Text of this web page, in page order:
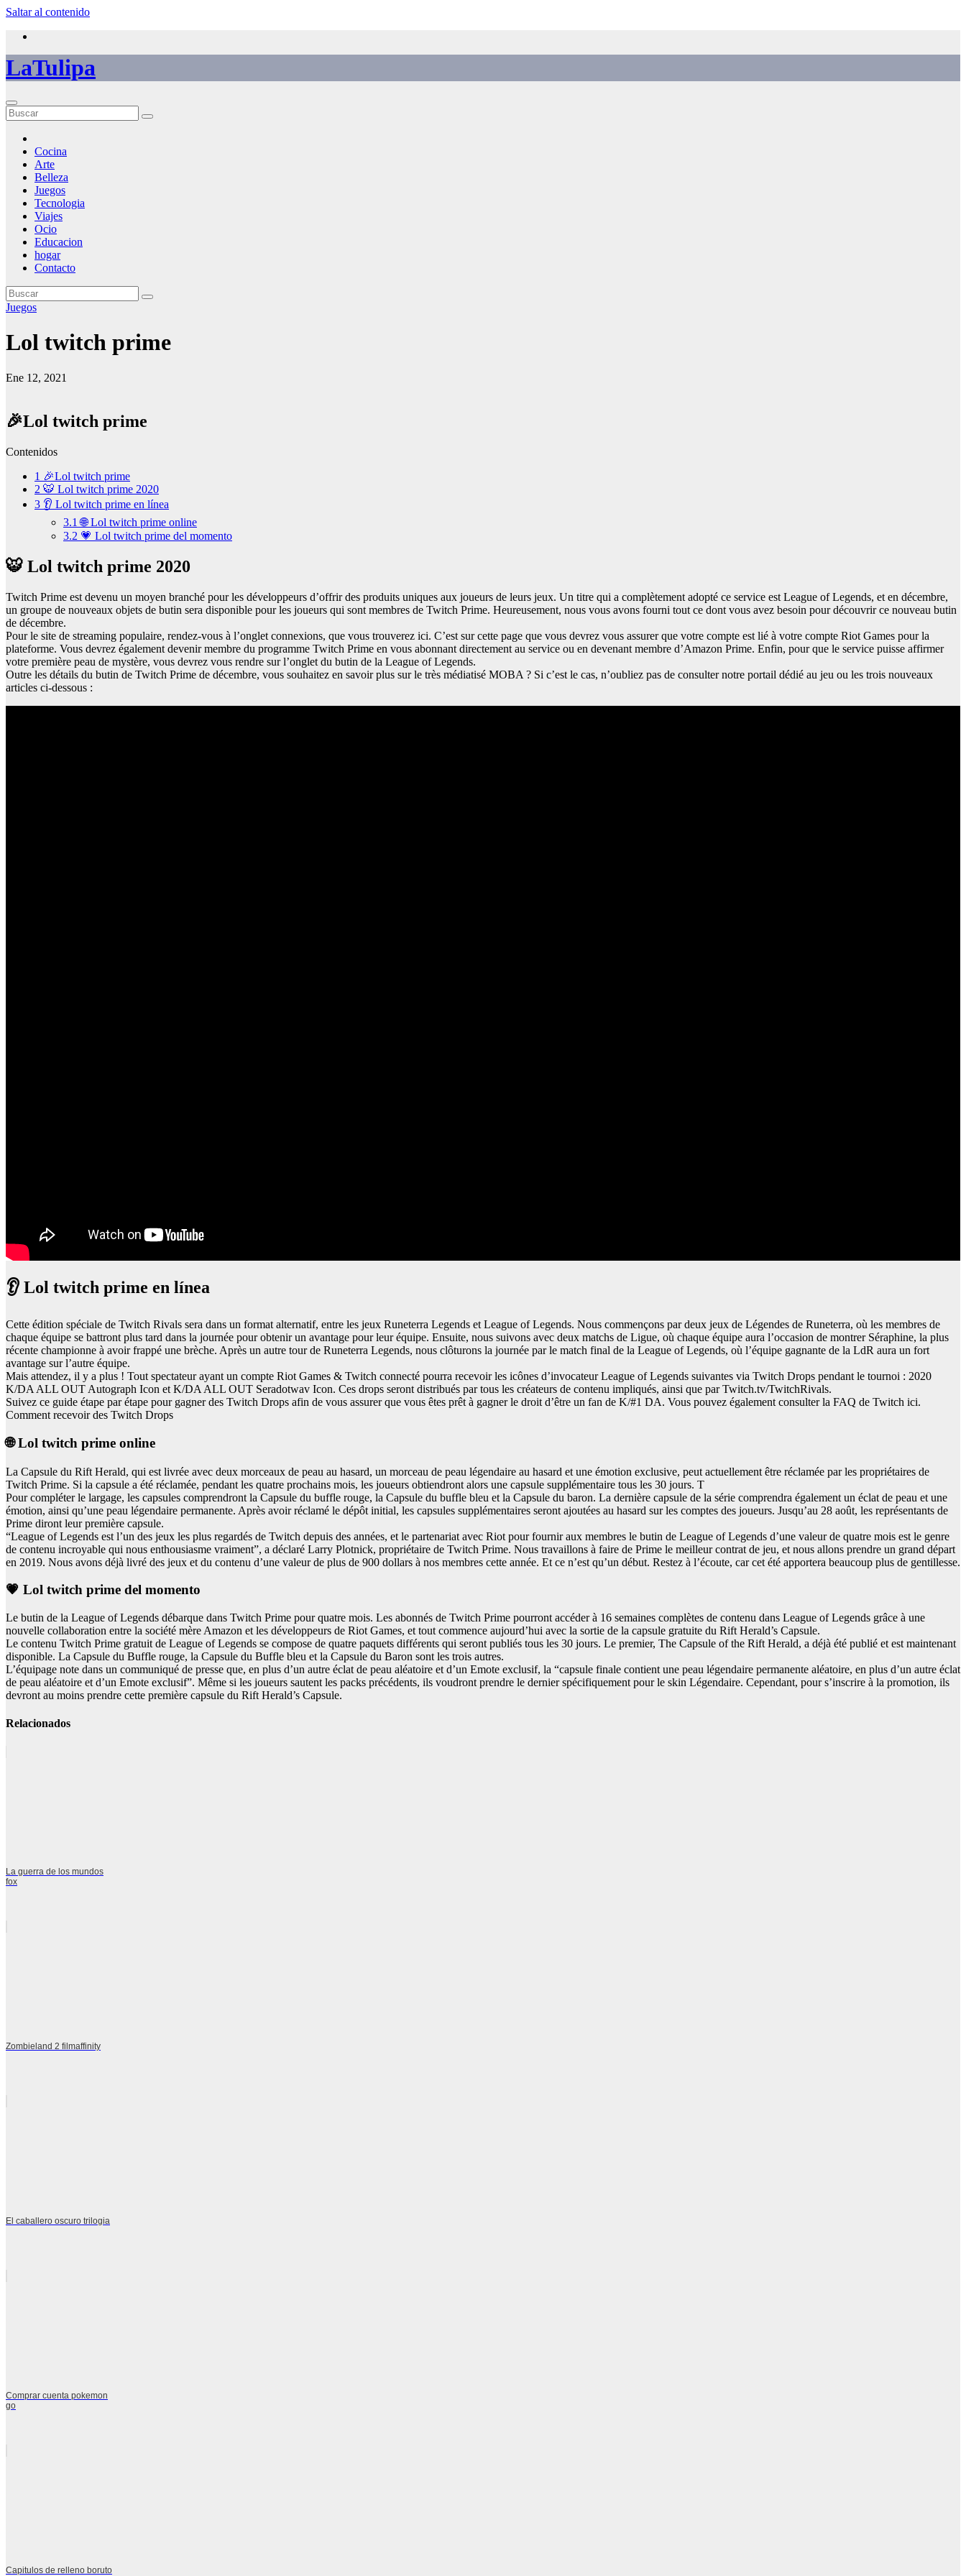
Saltar al contenido
LaTulipa
Cocina
Arte
Belleza
Juegos
Tecnologia
Viajes
Ocio
Educacion
hogar
Contacto
Juegos
Lol twitch prime
Ene 12, 2021
🎉Lol twitch prime
Contenidos
1 🎉Lol twitch prime
2 🐯 Lol twitch prime 2020
3 👂 Lol twitch prime en línea
3.1 🌐 Lol twitch prime online
3.2 💗 Lol twitch prime del momento
🐯 Lol twitch prime 2020
Twitch Prime est devenu un moyen branché pour les développeurs d’offrir des produits uniques aux joueurs de leurs jeux. Un titre qui a complètement adopté ce service est League of Legends, et en décembre,
un groupe de nouveaux objets de butin sera disponible pour les joueurs qui sont membres de Twitch Prime. Heureusement, nous vous avons fourni tout ce dont vous avez besoin pour découvrir ce nouveau butin
de décembre.
Pour le site de streaming populaire, rendez-vous à l’onglet connexions, que vous trouverez ici. C’est sur cette page que vous devrez vous assurer que votre compte est lié à votre compte Riot Games pour la
plateforme. Vous devrez également devenir membre du programme Twitch Prime en vous abonnant directement au service ou en devenant membre d’Amazon Prime. Enfin, pour que le service puisse affirmer
votre première peau de mystère, vous devrez vous rendre sur l’onglet du butin de la League of Legends.
Outre les détails du butin de Twitch Prime de décembre, vous souhaitez en savoir plus sur le très médiatisé MOBA ? Si c’est le cas, n’oubliez pas de consulter notre portail dédié au jeu ou les trois nouveaux
articles ci-dessous :
👂 Lol twitch prime en línea
Cette édition spéciale de Twitch Rivals sera dans un format alternatif, entre les jeux Runeterra Legends et League of Legends. Nous commençons par deux jeux de Légendes de Runeterra, où les membres de
chaque équipe se battront plus tard dans la journée pour obtenir un avantage pour leur équipe. Ensuite, nous suivons avec deux matchs de Ligue, où chaque équipe aura l’occasion de montrer Séraphine, la plus
récente championne à avoir frappé une brèche. Après un autre tour de Runeterra Legends, nous clôturons la journée par le match final de la League of Legends, où l’équipe gagnante de la LdR aura un fort
avantage sur l’autre équipe.
Mais attendez, il y a plus ! Tout spectateur ayant un compte Riot Games & Twitch connecté pourra recevoir les icônes d’invocateur League of Legends suivantes via Twitch Drops pendant le tournoi : 2020
K/DA ALL OUT Autograph Icon et K/DA ALL OUT Seradotwav Icon. Ces drops seront distribués par tous les créateurs de contenu impliqués, ainsi que par Twitch.tv/TwitchRivals.
Suivez ce guide étape par étape pour gagner des Twitch Drops afin de vous assurer que vous êtes prêt à gagner le droit d’être un fan de K/#1 DA. Vous pouvez également consulter la FAQ de Twitch ici.
Comment recevoir des Twitch Drops
🌐 Lol twitch prime online
La Capsule du Rift Herald, qui est livrée avec deux morceaux de peau au hasard, un morceau de peau légendaire au hasard et une émotion exclusive, peut actuellement être réclamée par les propriétaires de
Twitch Prime. Si la capsule a été réclamée, pendant les quatre prochains mois, les joueurs obtiendront alors une capsule supplémentaire tous les 30 jours. T
Pour compléter le largage, les capsules comprendront la Capsule du buffle rouge, la Capsule du buffle bleu et la Capsule du baron. La dernière capsule de la série comprendra également un éclat de peau et une
émotion, ainsi qu’une peau légendaire permanente. Après avoir réclamé le dépôt initial, les capsules supplémentaires seront ajoutées au hasard sur les comptes des joueurs. Jusqu’au 28 août, les représentants de
Prime diront leur première capsule.
“League of Legends est l’un des jeux les plus regardés de Twitch depuis des années, et le partenariat avec Riot pour fournir aux membres le butin de League of Legends d’une valeur de quatre mois est le genre
de contenu incroyable qui nous enthousiasme vraiment”, a déclaré Larry Plotnick, propriétaire de Twitch Prime. Nous travaillons à faire de Prime le meilleur contrat de jeu, et nous allons prendre un grand départ
en 2019. Nous avons déjà livré des jeux et du contenu d’une valeur de plus de 900 dollars à nos membres cette année. Et ce n’est qu’un début. Restez à l’écoute, car cet été apportera beaucoup plus de gentillesse.
💗 Lol twitch prime del momento
Le butin de la League of Legends débarque dans Twitch Prime pour quatre mois. Les abonnés de Twitch Prime pourront accéder à 16 semaines complètes de contenu dans League of Legends grâce à une
nouvelle collaboration entre la société mère Amazon et les développeurs de Riot Games, et tout commence aujourd’hui avec la sortie de la capsule gratuite du Rift Herald’s Capsule.
Le contenu Twitch Prime gratuit de League of Legends se compose de quatre paquets différents qui seront publiés tous les 30 jours. Le premier, The Capsule of the Rift Herald, a déjà été publié et est maintenant
disponible. La Capsule du Buffle rouge, la Capsule du Buffle bleu et la Capsule du Baron sont les trois autres.
L’équipage note dans un communiqué de presse que, en plus d’un autre éclat de peau aléatoire et d’un Emote exclusif, la “capsule finale contient une peau légendaire permanente aléatoire, en plus d’un autre éclat
de peau aléatoire et d’un Emote exclusif”. Même si les joueurs sautent les packs précédents, ils voudront prendre le dernier spécifiquement pour le skin Légendaire. Cependant, pour s’inscrire à la promotion, ils
devront au moins prendre cette première capsule du Rift Herald’s Capsule.
Relacionados
La guerra de los mundos
fox
Zombieland 2 filmaffinity
El caballero oscuro trilogia
Comprar cuenta pokemon
go
Capitulos de relleno boruto